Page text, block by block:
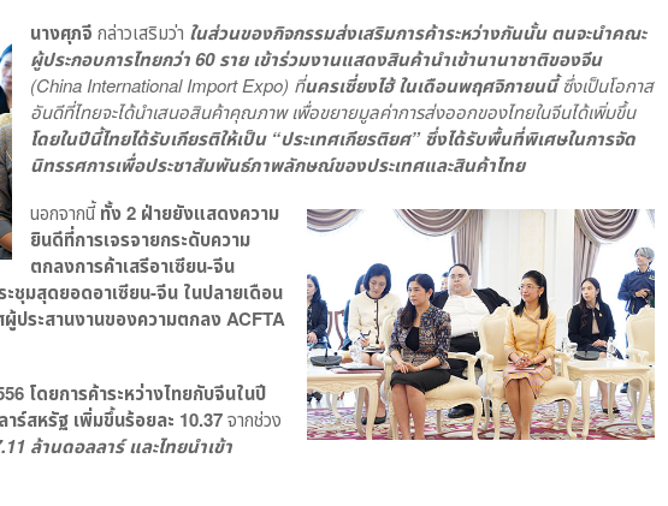
นางศุภจี กล่าวเสริมว่า ในส่วนของกิจกรรมส่งเสริมการค้าระหว่างกันนั้น ตนจะนำคณะ
ผู้ประกอบการไทยกว่า 60 ราย เข้าร่วมงานแสดงสินค้านำเข้านานาชาติของจีน
(China International Import Expo) ที่นครเซี่ยงไฮ้ ในเดือนพฤศจิกายนนี้ซึ่งเป็นโอกาส
อันดีที่ไทยจะได้นำเสนอสินค้าคุณภาพ เพื่อขยายมูลค่าการส่งออกของไทยในจีนได้เพิ่มขึ้น
โดยในปีนี้ไทยได้รับเกียรติให้เป็น “ประเทศเกียรติยศ” ซึ่งได้รับพื้นที่พิเศษในการจัด
นิทรรศการเพื่อประชาสัมพันธ์ภาพลักษณ์ของประเทศและสินค้าไทย
นอกจากนี้ ทั้ง 2 ฝ่ายยังแสดงความ
ยินดีที่การเจรจายกระดับความ
ตกลงการค้าเสรีอาเซียน-จีน
ชุมสุดยอดอาเซียน-จีน ในปลายเดือน
ผู้ประสานงานของความตกลงACFTA
โดยการค้าระหว่างไทยกับจีนในปี
าร์สหรัฐ เพิ่มขึ้นร้อยละ 10.37จากช่วง
ล้านดอลลาร์ และไทยนำเข้า